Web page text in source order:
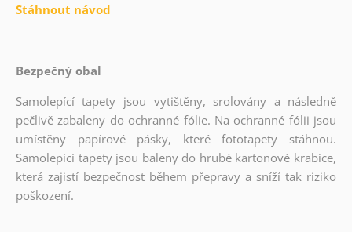
Stáhnout návod
Bezpečný obal
Samolepící tapety jsou vytištěny, srolovány a následně
pečlivě zabaleny do ochranné fólie. Na ochranné fólii jsou
umístěny papírové pásky, které fototapety stáhnou.
Samolepící tapety jsou baleny do hrubé kartonové krabice,
která zajistí bezpečnost během přepravy a sníží tak riziko
poškození.